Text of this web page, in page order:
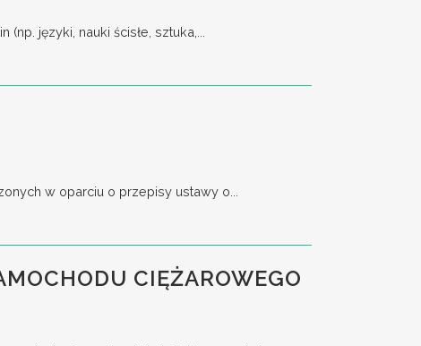
języki, nauki ścisłe, sztuka,...
w oparciu o przepisy ustawy o...
CIĘŻAROWEGO